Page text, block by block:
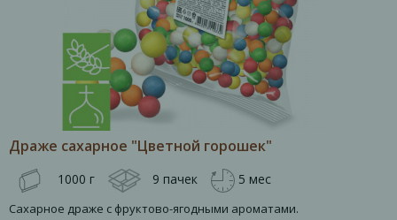
Драже сахарное "Цветной горошек"
1000 г 9 пачек 5 мес
Сахарное драже с фруктово-ягодными ароматами.